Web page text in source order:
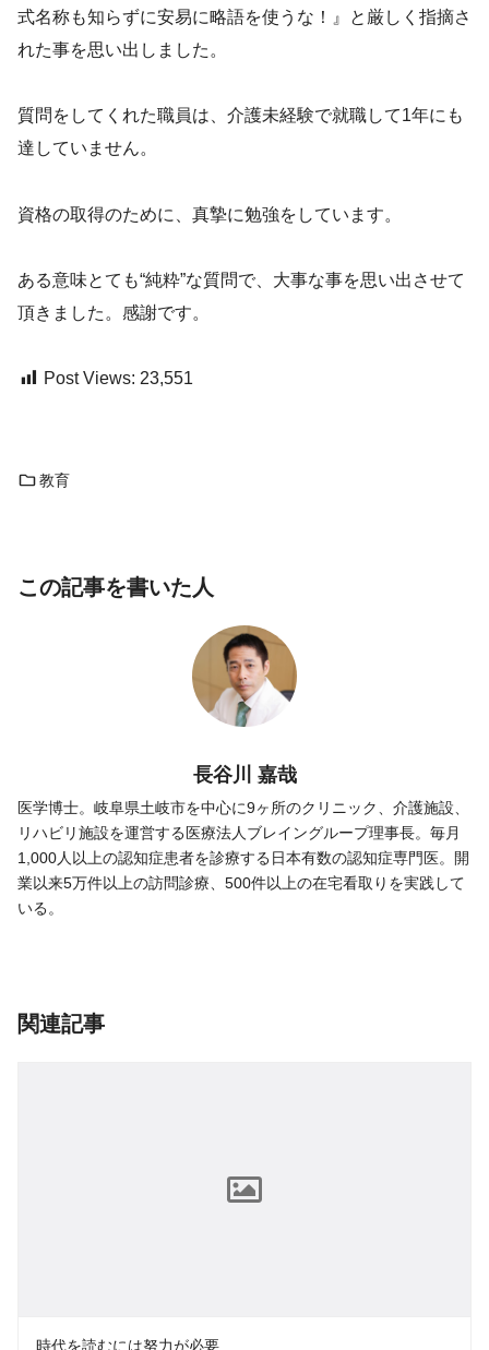
式名称も知らずに安易に略語を使うな！』と厳しく指摘さ
れた事を思い出しました。
質問をしてくれた職員は、介護未経験で就職して1年にも
達していません。
資格の取得のために、真摯に勉強をしています。
ある意味とても“純粋”な質問で、大事な事を思い出させて
頂きました。感謝です。
Post Views: 23,551
教育
この記事を書いた人
長谷川 嘉哉
医学博士。岐阜県土岐市を中心に9ヶ所のクリニック、介護施設、
リハビリ施設を運営する医療法人ブレイングループ理事長。毎月
1,000人以上の認知症患者を診療する日本有数の認知症専門医。開
業以来5万件以上の訪問診療、500件以上の在宅看取りを実践して
いる。
関連記事
時代を読むには努力が必要